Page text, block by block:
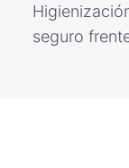
seguro